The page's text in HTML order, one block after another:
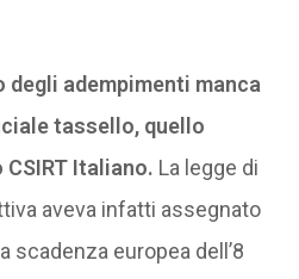
degli adempimenti manca
tassello, quello
Italiano. La legge di
aveva infatti assegnato
scadenza europea dell’8